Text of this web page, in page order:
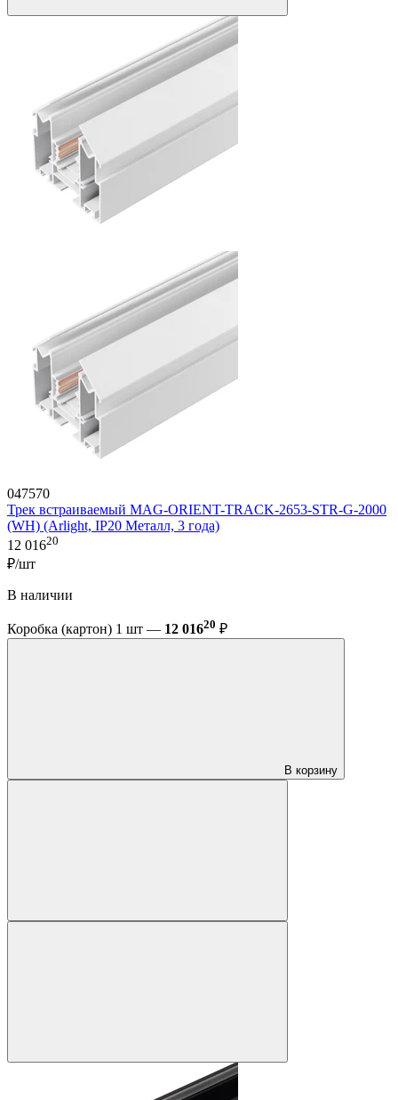
047570
Трек встраиваемый MAG-ORIENT-TRACK-2653-STR-G-2000
(WH) (Arlight, IP20 Металл, 3 года)
12 01620
₽/шт
В наличии
Коробка (картон) 1 шт — 12 01620 ₽
В корзину